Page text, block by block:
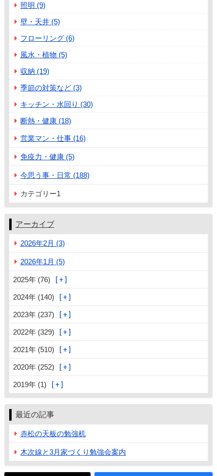
照明 (9)
壁・天井 (5)
フローリング (6)
風水・植物 (5)
収納 (19)
季節の対策など (3)
キッチン・水回り (30)
断熱・健康 (18)
営業マン・仕事 (16)
免疫力・健康 (5)
今思う事・日常 (188)
カテゴリー1
アーカイブ
2026年2月 (3)
2026年1月 (5)
2025年 (76)
2024年 (140)
2023年 (237)
2022年 (329)
2021年 (510)
2020年 (252)
2019年 (1)
最近の記事
赤松の天板の勉強机
木次線と3月家づくり勉強会案内